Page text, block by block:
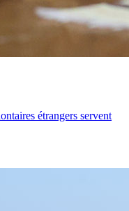
étrangers servent